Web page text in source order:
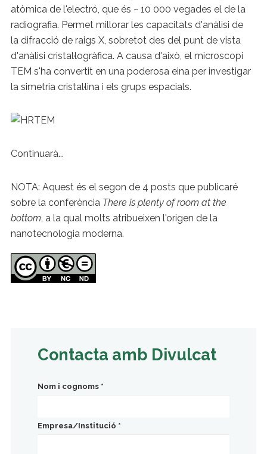
atòmica de l'electró, que és ~ 10 000 vegades el de la
radiografia. Permet millorar les capacitats d'anàlisi de
la difracció de raigs X, sobretot des del punt de vista
d'anàlisi cristal·logràfica. A causa d'això, el microscopi
TEM s'ha convertit en una poderosa eina per investigar
la simetria cristal·lina i els grups espacials.
Continuarà...
NOTA: Aquest és el segon de 4 posts que publicaré
sobre la conferència There is plenty of room at the
bottom, a la qual molts atribueixen l'origen de la
nanotecnologia moderna.
Contacta amb Divulcat
Nom i cognoms *
Empresa/Institució *